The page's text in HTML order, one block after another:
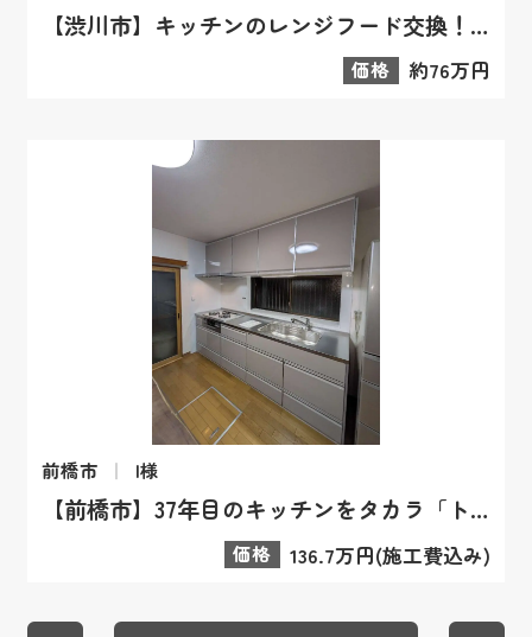
【渋川市】キッチンのレンジフード交換！お掃除が劇的に楽になるリフォーム
価格 約76万円
前橋市 I様
【前橋市】37年目のキッチンをタカラ「トレーシア」へ！ホーローの安心感と清掃性を両立したリフォーム事例
価格 136.7万円(施工費込み)